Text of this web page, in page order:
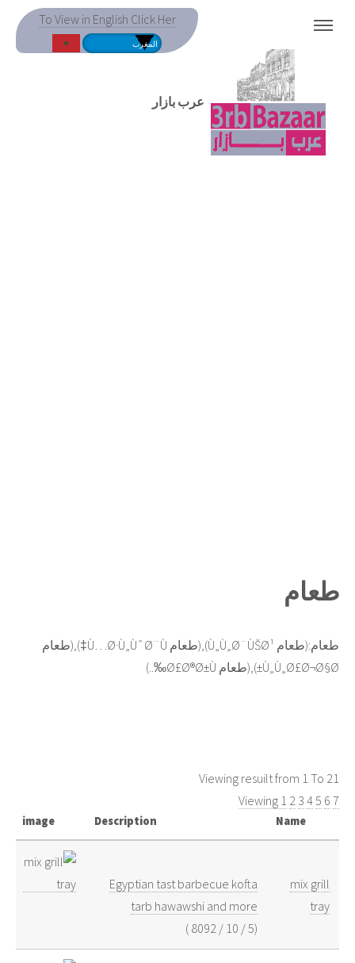
To View in English Click Her
عرب بازار
طعام
طعام:(طعام Ù„Ù„Ø¨ÙŠØ¹),(طعام Ù…Ø·Ù„ÙˆØ¨Ù‡),(طعام
Ù„Ù„Ø£Ø¬Ø§Ø±),(طعام Ø£Ø®Ø±Ù‰..)
Viewing resuilt from 1 To 21
Viewing 1 2 3 45 6 7
Name
Description
image
mix grill
tray
Egyptian tast barbecue kofta
tarb hawawshi and more
(
5
/
10
/
8092
)